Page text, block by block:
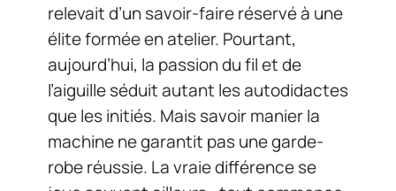
relevait d’un savoir-faire réservé à une
élite formée en atelier. Pourtant,
aujourd’hui, la passion du fil et de
l’aiguille séduit autant les autodidactes
que les initiés. Mais savoir manier la
machine ne garantit pas une garde-
robe réussie. La vraie différence se